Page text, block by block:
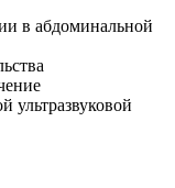
в абдоминальной
ультразвуковой